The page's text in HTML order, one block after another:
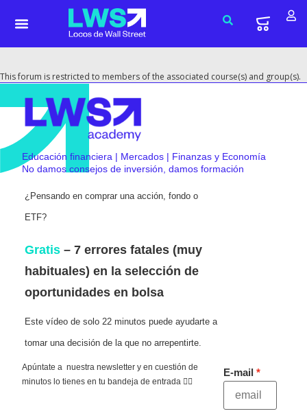
This forum is restricted to members of the associated course(s) and group(s).
Educación financiera | Mercados | Finanzas y Economía
No damos consejos de inversión, damos formación
¿Pensando en comprar una acción, fondo o
ETF?
Gratis – 7 errores fatales (muy
habituales) en la selección de
oportunidades en bolsa
Este vídeo de solo 22 minutos puede ayudarte a
tomar una decisión de la que no arrepentirte.
Apúntate a nuestra newsletter y en cuestión de
minutos lo tienes en tu bandeja de entrada 👇🏻
E-mail